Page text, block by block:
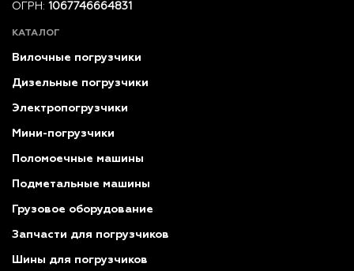
ОГРН: 1067746664831
КАТАЛОГ
Вилочные погрузчики
Дизельные погрузчики
Электропогрузчики
Мини-погрузчики
Поломоечные машины
Подметальные машины
Грузовое оборудование
Запчасти для погрузчиков
Шины для погрузчиков